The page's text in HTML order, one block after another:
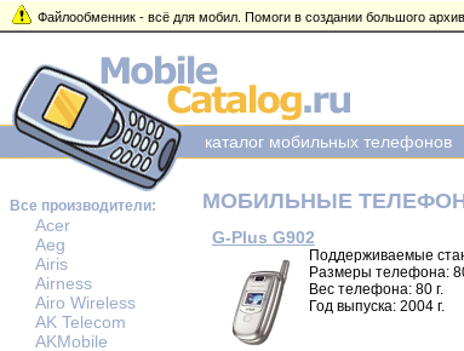
Файлообменник - всё для мобил. Помоги в создании большого
Все производители:
Acer
Aeg
Airis
Airness
Airo Wireless
AK Telecom
AKMobile
каталог мобильных телефонов
МОБИЛЬНЫЕ
G-Plus G902
Поддерживаемые
Размеры телефона:
Вес телефона: 80 г.
Год выпуска: 2004 г.